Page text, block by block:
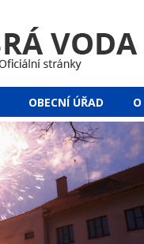
OBECNÍ ÚŘAD